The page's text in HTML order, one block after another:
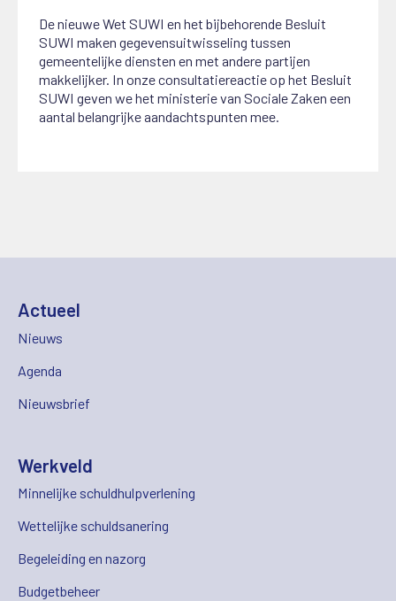
De nieuwe Wet SUWI en het bijbehorende Besluit
SUWI maken gegevensuitwisseling tussen
gemeentelijke diensten en met andere partijen
makkelijker. In onze consultatiereactie op het Besluit
SUWI geven we het ministerie van Sociale Zaken een
aantal belangrijke aandachtspunten mee.
Actueel
Nieuws
Agenda
Nieuwsbrief
Werkveld
Minnelijke schuldhulpverlening
Wettelijke schuldsanering
Begeleiding en nazorg
Budgetbeheer